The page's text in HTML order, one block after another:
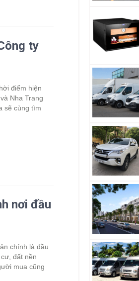
ty
điểm hiện
Nha Trang
sẽ cùng tìm
nơi đầu
chính là đầu
đất nền
mua cũng